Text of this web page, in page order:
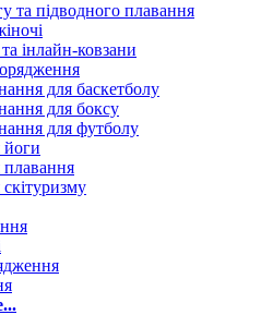
та підводного плавання
інлайн-ковзани
для баскетболу
для боксу
для футболу